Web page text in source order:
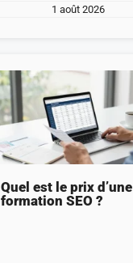
1 août 2026
Quel est le prix d’une
formation SEO ?